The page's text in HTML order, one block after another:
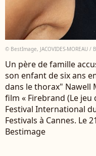
© BestImage, JACOVIDES-MOREAU /
Un père de famille
son enfant de six ans
dans le thorax" Nawell
film « Firebrand (Le jeu
Festival International
Festivals à Cannes. Le
Bestimage